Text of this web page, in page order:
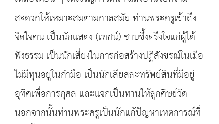
สะดวกให้เหมาะสมตามกาลสมัย ท่านพระครูเข้าถึง
จิตใจคน เป็นนักแสดง (เทศน์) ซาบซึ้งตรึงใจแก่ผู้ได้
ฟังธรรม เป็นนักเสี่ยงในการก่อสร้างปฏิสังขรณ์ในเมื่อ
ไม่มีทุนอยู่ในกำมือ เป็นนักเสียสละทรัพย์สินที่มีอยู่
อุทิศเพื่อการกุศล และแจกเป็นทานให้ลูกศิษย์วัด
นอกจากนั้นท่านพระครูเป็นนักแก้ปัญหาเหตการณ์ที่